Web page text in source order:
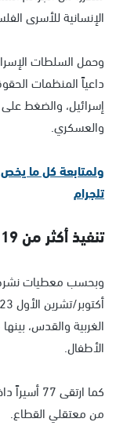
الإنسانية للأسرى
وحمل السلطات
داعياً المنظمات
إسرائيل، والضغط
والعسكري.
تلجرام
تنفيذ أكثر من 19 ألف حالة اعتقال منذ 2023
وبحسب معطيات
الأطفال.
كما ارتقى 77 أسيراً داخل السجون منذ بدء الحرب على
من معتقلي القطاع.